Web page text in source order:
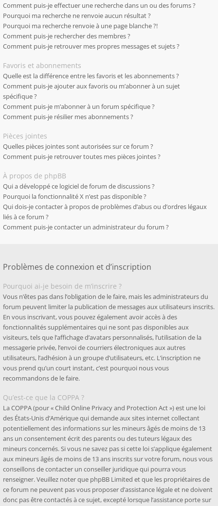
Comment puis-je effectuer une recherche dans un ou des forums ?
Pourquoi ma recherche ne renvoie aucun résultat ?
Pourquoi ma recherche renvoie à une page blanche ?!
Comment puis-je rechercher des membres ?
Comment puis-je retrouver mes propres messages et sujets ?
Favoris et abonnements
Quelle est la différence entre les favoris et les abonnements ?
Comment puis-je ajouter aux favoris ou m’abonner à un sujet
spécifique ?
Comment puis-je m’abonner à un forum spécifique ?
Comment puis-je résilier mes abonnements ?
Pièces jointes
Quelles pièces jointes sont autorisées sur ce forum ?
Comment puis-je retrouver toutes mes pièces jointes ?
À propos de phpBB
Qui a développé ce logiciel de forum de discussions ?
Pourquoi la fonctionnalité X n’est pas disponible ?
Qui dois-je contacter à propos de problèmes d’abus ou d’ordres légaux
liés à ce forum ?
Comment puis-je contacter un administrateur du forum ?
Problèmes de connexion et d’inscription
Pourquoi ai-je besoin de m’inscrire ?
Vous n’êtes pas dans l’obligation de le faire, mais les administrateurs du
forum peuvent limiter la publication de messages aux utilisateurs inscrits.
En vous inscrivant, vous pouvez également avoir accès à des
fonctionnalités supplémentaires qui ne sont pas disponibles aux
visiteurs, tels que l’affichage d’avatars personnalisés, l’utilisation de la
messagerie privée, l’envoi de courriers électroniques aux autres
utilisateurs, l’adhésion à un groupe d’utilisateurs, etc. L’inscription ne
vous prend qu’un court instant, c’est pourquoi nous vous
recommandons de le faire.
Qu’est-ce que la COPPA ?
La COPPA (pour « Child Online Privacy and Protection Act ») est une loi
des États-Unis d’Amérique qui demande aux sites internet collectant
potentiellement des informations sur les mineurs âgés de moins de 13
ans un consentement écrit des parents ou des tuteurs légaux des
mineurs concernés. Si vous ne savez pas si cette loi s’applique également
aux mineurs âgés de moins de 13 ans inscrits sur votre forum, nous vous
conseillons de contacter un conseiller juridique qui pourra vous
renseigner. Veuillez noter que phpBB Limited et que les propriétaires de
ce forum ne peuvent pas vous proposer d’assistance légale et ne doivent
donc pas être contactés à ce sujet, excepté lorsque l’assistance porte sur